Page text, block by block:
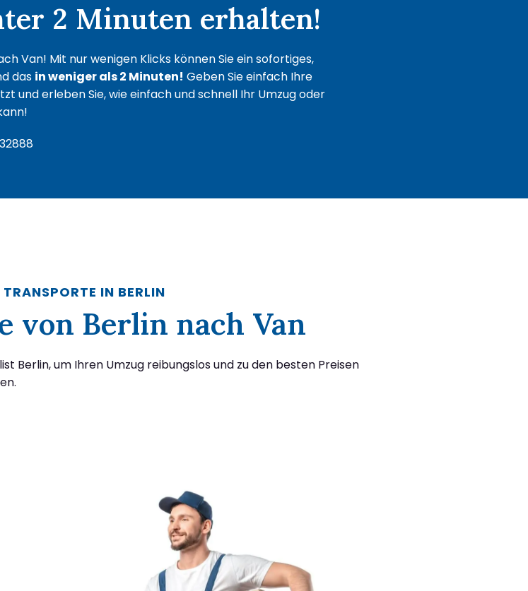
2 Minuten erhalten!
Van! Mit nur wenigen Klicks können Sie ein sofortiges,
das in weniger als 2 Minuten! Geben Sie einfach Ihre
und erleben Sie, wie einfach und schnell Ihr Umzug oder
IN BERLIN
von Berlin nach Van
Berlin, um Ihren Umzug reibungslos und zu den besten Preisen